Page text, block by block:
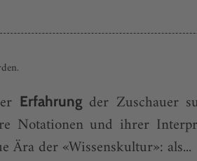
Erfahrung der Zuschauer
Notationen und ihrer
der «Wissenskultur»: als...